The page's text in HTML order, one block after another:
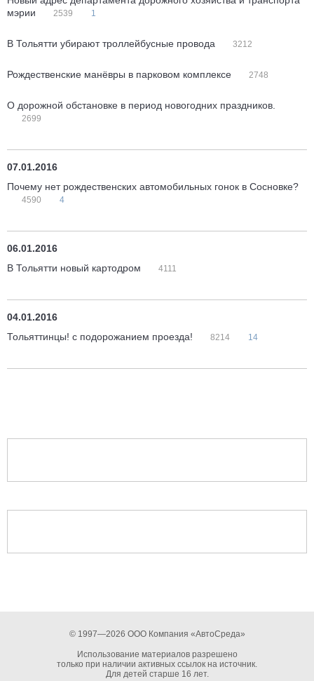
мэрии
2539 1
В Тольятти убирают троллейбусные провода 3212
Рождественские манёвры в парковом комплексе 2748
О дорожной обстановке в период новогодних праздников.
2699
07.01.2016
Почему нет рождественских автомобильных гонок в Сосновке?
4590 4
06.01.2016
В Тольятти новый картодром
4111
04.01.2016
Тольяттинцы! с подорожанием проезда!
8214 14
© 1997—2026 ООО Компания «АвтоСреда»
Использование материалов разрешено
только при наличии активных ссылок на источник.
Для детей старше 16 лет.